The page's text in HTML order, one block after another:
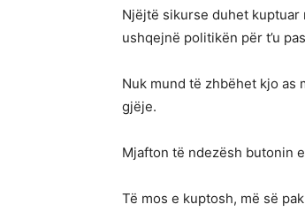
Njëjtë sikurse duhet kuptuar
ushqejnë politikën për t’u
Nuk mund të zhbëhet kjo as
gjëje.
Mjafton të ndezësh butonin
Të mos e kuptosh, më së